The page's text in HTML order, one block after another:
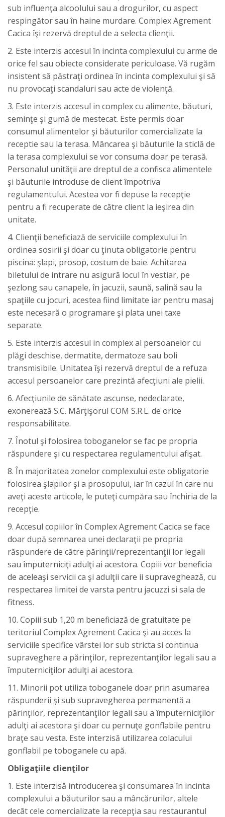
sub influenţa alcoolului sau a drogurilor, cu aspect
respingător sau în haine murdare. Complex Agrement
Cacica îşi rezervă dreptul de a selecta clienţii.
2. Este interzis accesul în incinta complexului cu arme de
orice fel sau obiecte considerate periculoase. Vă rugăm
insistent să păstraţi ordinea în incinta complexului şi să
nu provocaţi scandaluri sau acte de violenţă.
3. Este interzis accesul in complex cu alimente, băuturi,
seminţe şi gumă de mestecat. Este permis doar
consumul alimentelor şi băuturilor comercializate la
receptie sau la terasa. Mâncarea şi băuturile la sticlă de
la terasa complexului se vor consuma doar pe terasă.
Personalul unităţii are dreptul de a confisca alimentele
şi băuturile introduse de client împotriva
regulamentului. Acestea vor fi depuse la recepţie
pentru a fi recuperate de către client la ieşirea din
unitate.
4. Clienţii beneficiază de serviciile complexului ­în
ordinea sosirii şi doar cu ţinuta obligatorie pentru
piscina: şlapi, prosop, costum de baie. Achitarea
biletului de intrare nu asigură locul în vestiar, pe
şezlong sau canapele, în jacuzii, saună, salină sau la
spaţiile cu jocuri, acestea fiind limitate iar pentru masaj
este necesară o programare şi plata unei taxe
separate.
5. Este interzis accesul in complex al persoanelor cu
plăgi deschise, dermatite, dermatoze sau boli
transmisibile. Unitatea îşi rezervă dreptul de a refuza
accesul persoanelor care prezintă afecţiuni ale pielii.
6. Afecţiunile de sănătate ascunse, nedeclarate,
exonerează S.C. Mărţişorul COM S.R.L. de orice
responsabilitate.
7. Înotul şi folosirea toboganelor se fac pe propria
răspundere şi cu respectarea regulamentului afişat.
8. În majoritatea zonelor complexului este obligatorie
folosirea şlapilor şi a prosopului, iar în cazul în care nu
aveţi aceste articole, le puteţi cumpăra sau închiria de la
recepţie.
9. Accesul copiilor în Complex Agrement Cacica se face
doar după semnarea unei declaraţii pe propria
răspundere de către părinţii/reprezentanţii lor legali
sau împuterniciţi adulţi ai acestora. Copiii vor beneficia
de aceleaşi servicii ca şi adulţii care ii supraveghează, cu
respectarea limitei de varsta pentru jacuzzi si sala de
fitness.
10. Copiii sub 1,20 m beneficiază de gratuitate pe
teritoriul Complex Agrement Cacica şi au acces la
serviciile specifice vârstei lor sub stricta si continua
supraveghere a părinţilor, reprezentanţilor legali sau a
împuterniciţilor adulţi ai acestora.
11. Minorii pot utiliza toboganele doar prin asumarea
răspunderii şi sub supravegherea permanentă a
părinţilor, reprezentanţilor legali sau a împuterniciţilor
adulţi ai acestora şi doar cu pernuţe gonflabile pentru
braţe sau vesta. Este interzisă utilizarea colacului
gonflabil pe toboganele cu apă.
Obligaţiile clienţilor
1. Este interzisă introducerea şi consumarea în incinta
complexului a băuturilor sau a mâncărurilor, altele
decât cele comercializate la recepţia sau restaurantul